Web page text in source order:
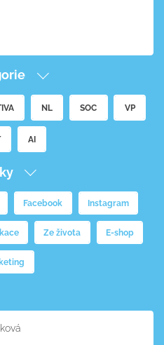
NL SOC VP
AI
Facebook Instagram
Ze života E-shop